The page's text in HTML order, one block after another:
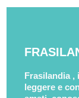
Frasilandia ,
leggere e